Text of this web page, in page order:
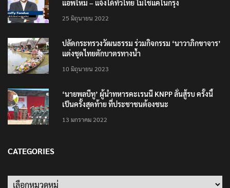
แอพใหม่ – แจ้งได้ทั่วไทย ไม่ใช่แค่ในกรุง
25 มิถุนายน 2022
ปลัดกระทรวงวัฒนธรรม ร่วมกิจกรรม ‘นาวาภิกขาจาร’
แต่งชุดไทยตักบาตรทางน้ำ
10 มิถุนายน 2023
‘นายพลบีทู’ ผู้นำทหารคะเรนนี KNPP ลั่นสู้รบ ครั้งนี้
เป็นครั้งสุดท้าย ที่ประชาชนต้องชนะ
13 มกราคม 2022
CATEGORIES
Categories